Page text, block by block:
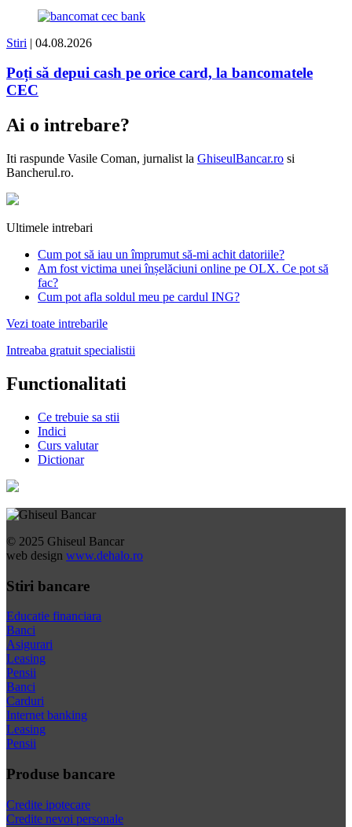
Stiri | 04.08.2026
Poți să depui cash pe orice card, la bancomatele
CEC
Ai o intrebare?
Iti raspunde Vasile Coman, jurnalist la GhiseulBancar.ro si
Bancherul.ro.
Ultimele intrebari
Cum pot să iau un împrumut să-mi achit datoriile?
Am fost victima unei înșelăciuni online pe OLX. Ce pot să
fac?
Cum pot afla soldul meu pe cardul ING?
Vezi toate intrebarile
Intreaba gratuit specialistii
Functionalitati
Ce trebuie sa stii
Indici
Curs valutar
Dictionar
© 2025 Ghiseul Bancar
web design www.dehalo.ro
Stiri bancare
Educatie financiara
Banci
Asigurari
Leasing
Pensii
Banci
Carduri
Internet banking
Leasing
Pensii
Produse bancare
Credite ipotecare
Credite nevoi personale